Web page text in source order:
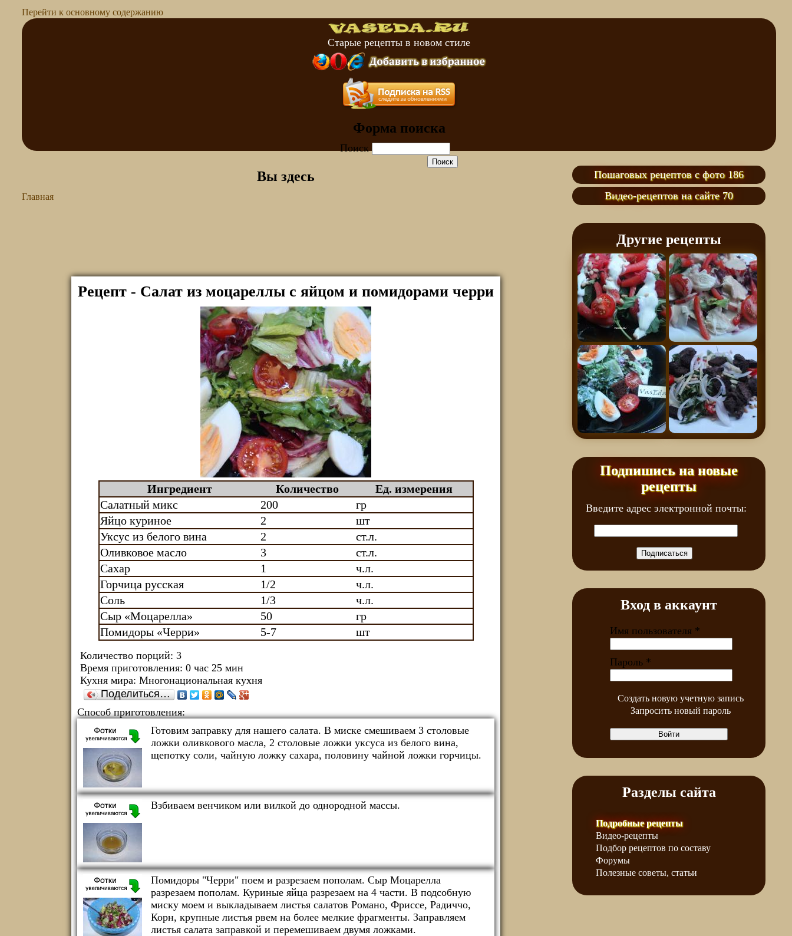
Перейти к основному содержанию
Старые рецепты в новом стиле
Форма поиска
Поиск
Вы здесь
Главная
Рецепт - Салат из моцареллы с яйцом и помидорами черри
Ингредиент Количество
Ед. измерения
Салатный микс
200
гр
Яйцо куриное
2
шт
Уксус из белого вина
2
ст.л.
Оливковое масло
3
ст.л.
Сахар
1
ч.л.
Горчица русская
1/2
ч.л.
Соль
1/3
ч.л.
Сыр «Моцарелла»
50
гр
Помидоры «Черри»
5-7 шт
Количество порций: 3
Время приготовления: 0 час 25 мин
Кухня мира: Многонациональная кухня
Поделиться…
Способ приготовления:
Готовим заправку для нашего салата. В миске смешиваем 3 столовые
ложки оливкового масла, 2 столовые ложки уксуса из белого вина,
щепотку соли, чайную ложку сахара, половину чайной ложки горчицы.
Взбиваем венчиком или вилкой до однородной массы.
Помидоры "Черри" поем и разрезаем пополам. Сыр Моцарелла
разрезаем пополам. Куриные яйца разрезаем на 4 части. В подсобную
миску моем и выкладываем листья салатов Романо, Фриссе, Радиччо,
Корн, крупные листья рвем на более мелкие фрагменты. Заправляем
листья салата заправкой и перемешиваем двумя ложками.
Пошаговых рецептов с фото 186
Видео-рецептов на сайте 70
Другие рецепты
Подпишись на новые
рецепты
Введите адрес электронной почты:
Вход в аккаунт
Имя пользователя *
Пароль *
Создать новую учетную запись
Запросить новый пароль
Разделы сайта
Подробные рецепты
Видео-рецепты
Подбор рецептов по составу
Форумы
Полезные советы, статьи